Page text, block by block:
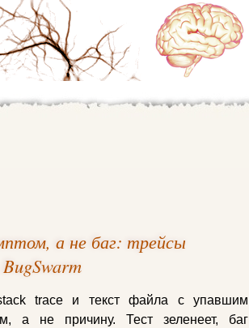
а не баг: трейсы
trace и текст файла с упавшим
а не причину. Тест зеленеет, баг